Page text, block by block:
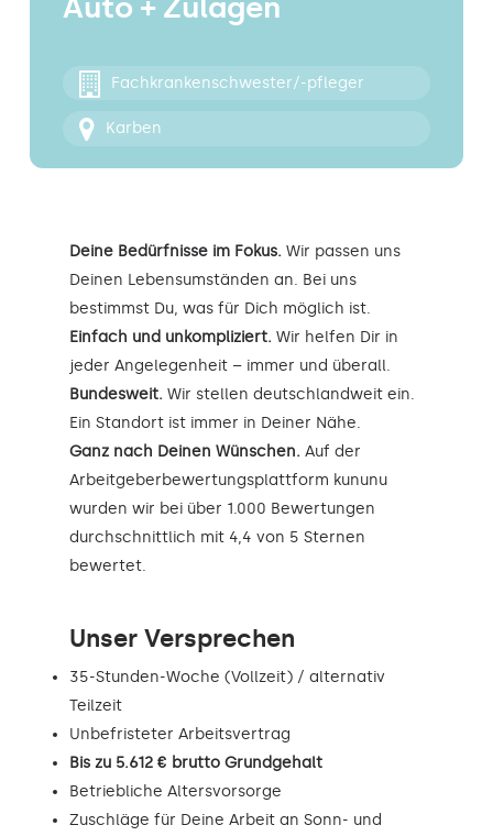
Kontakt
Auto + Zulagen
Fachkrankenschwester/-pfleger
Karben
Deine Bedürfnisse im Fokus. Wir passen uns
Deinen Lebensumständen an. Bei uns
bestimmst Du, was für Dich möglich ist.
Einfach und unkompliziert. Wir helfen Dir in
jeder Angelegenheit – immer und überall.
Bundesweit. Wir stellen deutschlandweit ein.
Ein Standort ist immer in Deiner Nähe.
Ganz nach Deinen Wünschen. Auf der
Arbeitgeberbewertungsplattform kununu
wurden wir bei über 1.000 Bewertungen
durchschnittlich mit 4,4 von 5 Sternen
bewertet.
Unser Versprechen
35-Stunden-Woche (Vollzeit) / alternativ
Teilzeit
Unbefristeter Arbeitsvertrag
Bis zu 5.612 € brutto Grundgehalt
Betriebliche Altersvorsorge
Zuschläge für Deine Arbeit an Sonn- und